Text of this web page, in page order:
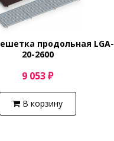
продольная LGA-
20-2600
9 053 ₽
В корзину